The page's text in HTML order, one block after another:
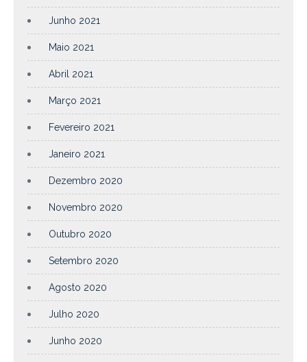
Junho 2021
Maio 2021
Abril 2021
Março 2021
Fevereiro 2021
Janeiro 2021
Dezembro 2020
Novembro 2020
Outubro 2020
Setembro 2020
Agosto 2020
Julho 2020
Junho 2020